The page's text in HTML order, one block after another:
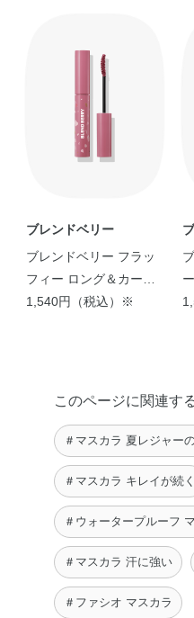
ブレンドベリー
ブレンドベリー フラッ
フィー ロング＆カール
マスカラ
1,540円（税込）※
このページに関連す
＃マスカラ 夏レジャー
＃マスカラ キレイが続く
＃ウォータープルーフ
＃マスカラ 汗に強い
＃ファシオ マスカラ